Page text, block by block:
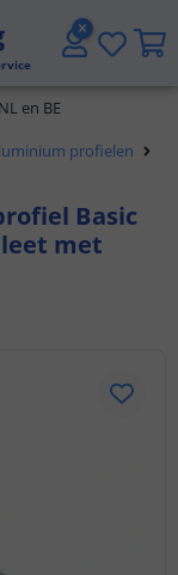
en BE
profielen
Basic
met